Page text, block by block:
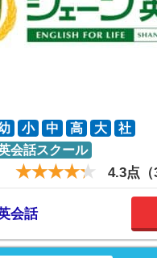
小 中 高 大
社
会話スクール
4.3点（
会話